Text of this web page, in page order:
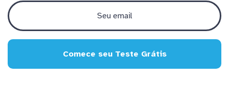
Comece seu Teste Grátis